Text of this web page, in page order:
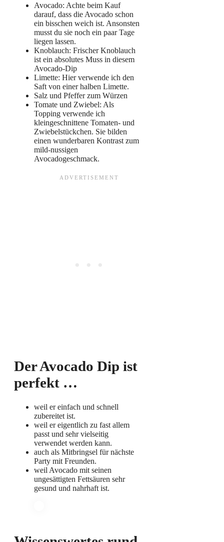
Avocado: Achte beim Kauf
darauf, dass die Avocado schon
ein bisschen weich ist. Ansonsten
musst du sie noch ein paar Tage
liegen lassen.
Knoblauch: Frischer Knoblauch
ist ein absolutes Muss in diesem
Avocado-Dip
Limette: Hier verwende ich den
Saft von einer halben Limette.
Salz und Pfeffer zum Würzen
Tomate und Zwiebel: Als
Topping verwende ich
kleingeschnittene Tomaten- und
Zwiebelstückchen. Sie bilden
einen wunderbaren Kontrast zum
mild-nussigen
Avocadogeschmack.
Der Avocado Dip ist
perfekt …
weil er einfach und schnell
zubereitet ist.
weil er eigentlich zu fast allem
passt und sehr vielseitig
verwendet werden kann.
auch als Mitbringsel für nächste
Party mit Freunden.
weil Avocado mit seinen
ungesättigten Fettsäuren sehr
gesund und nahrhaft ist.